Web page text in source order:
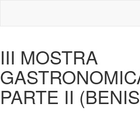
III MOSTRA
PARTE II